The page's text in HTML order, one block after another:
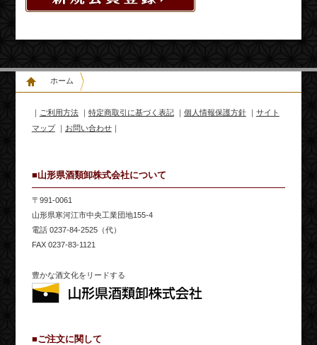
ホーム
｜ ご利用方法｜ 特定商取引に基づく表記｜ 個人情報保護方針｜ サイト
マップ｜ お問い合わせ｜
■山形県酒類卸株式会社について
〒991-0061
山形県寒河江市中央工業団地155-4
電話 0237-84-2525（代）
FAX 0237-83-1121
豊かな酒文化をリードする
■ご注文に関して